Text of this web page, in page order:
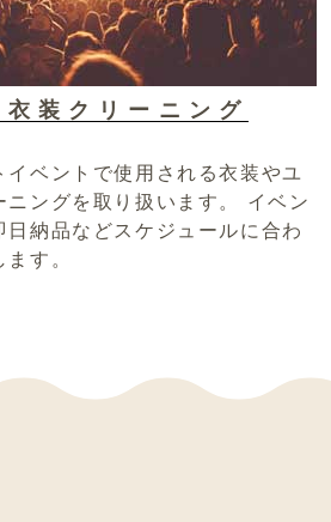
装クリーニング
イベントで使用される衣装やユ
ニングを取り扱います。 イベン
日納品などスケジュールに合わ
す。